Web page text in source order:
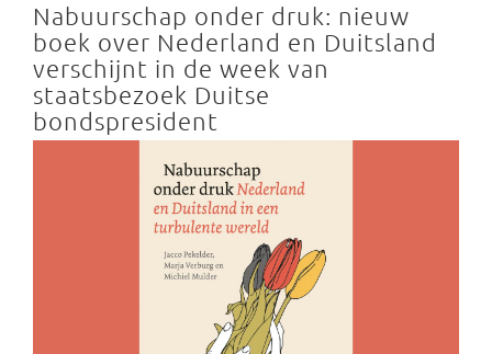
Nabuurschap onder druk: nieuw
boek over Nederland en Duitsland
verschijnt in de week van
staatsbezoek Duitse
bondspresident